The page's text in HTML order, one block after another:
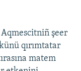
şeer
qırımtatar
matem